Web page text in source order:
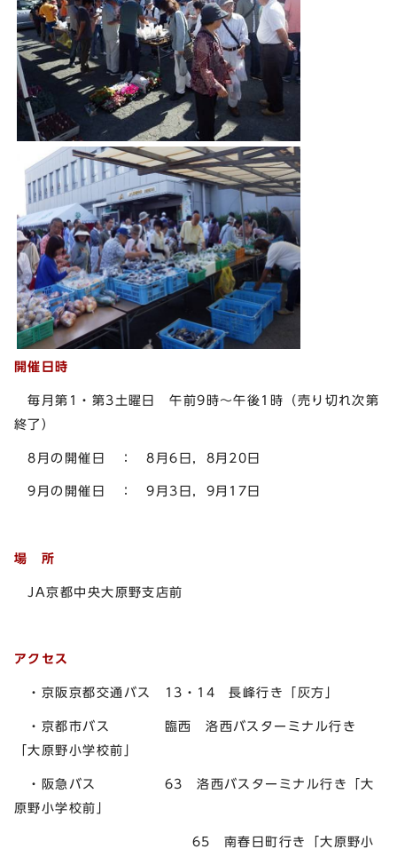
開催日時
毎月第1・第3土曜日 午前9時～午後1時（売り切れ次第
終了）
8月の開催日 ： 8月6日，8月20日
9月の開催日 ： 9月3日，9月17日
場 所
JA京都中央大原野支店前
アクセス
・京阪京都交通バス 13・14 長峰行き「灰方」
・京都市バス 臨西 洛西バスターミナル行き
「大原野小学校前」
・阪急バス 63 洛西バスターミナル行き「大
原野小学校前」
65 南春日町行き「大原野小